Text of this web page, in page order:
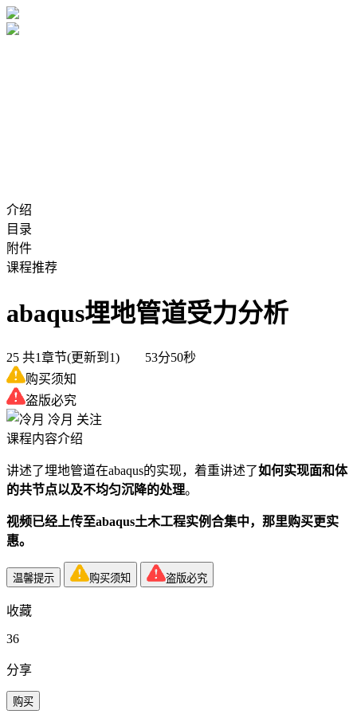
介绍
目录
附件
课程推荐
abaqus埋地管道受力分析
25 共1章节(更新到1) 53分50秒
购买须知
盗版必究
冷月 关注
课程内容介绍
讲述了埋地管道在abaqus的实现，着重讲述了如何实现面和体
的共节点以及不均匀沉降的处理。
视频已经上传至abaqus土木工程实例合集中，那里购买更实
惠。
温馨提示 购买须知 盗版必究
收藏
36
分享
购买